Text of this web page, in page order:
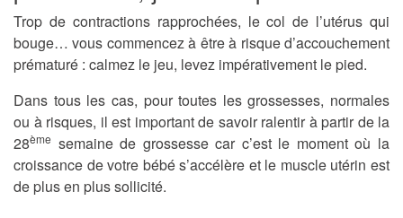
Trop de contractions rapprochées, le col de l’utérus qui
bouge… vous commencez à être à risque d’accouchement
prématuré : calmez le jeu, levez impérativement le pied.
Dans tous les cas, pour toutes les grossesses, normales
ou à risques, il est important de savoir ralentir à partir de la
28ème semaine de grossesse car c’est le moment où la
croissance de votre bébé s’accélère et le muscle utérin est
de plus en plus sollicité.